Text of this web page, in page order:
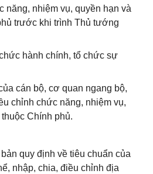
năng, nhiệm vụ, quyền hạn và
trước khi trình Thủ tướng
hành chính, tổ chức sự
cán bộ, cơ quan ngang bộ,
chỉnh chức năng, nhiệm vụ,
Chính phủ.
quy định về tiêu chuẩn của
nhập, chia, điều chỉnh địa